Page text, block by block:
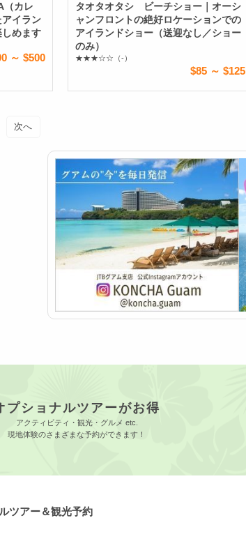
（カレ
イラン
しめます
～ $500
タオタオタシ ビーチショー｜オーシ
ャンフロントの絶好ロケーションでの
アイランドショー（送迎なし／ショー
のみ）
★★★☆☆ （-）
$85 ～ $125
次へ
プショナルツアーがお得
アクティビティ・観光・グルメ etc.
現地体験のさまざまな予約ができます！
ツアー＆観光予約